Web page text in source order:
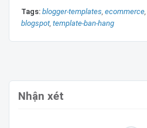
Mobile Friendly
BreadcrumbList
Tags: blogger-templates ecommerce
blogspot template-ban-hang
Nhận xét